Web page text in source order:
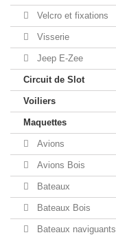
Velcro et fixations
Visserie
Jeep E-Zee
Circuit de Slot
Voiliers
Maquettes
Avions
Avions Bois
Bateaux
Bateaux Bois
Bateaux naviguants